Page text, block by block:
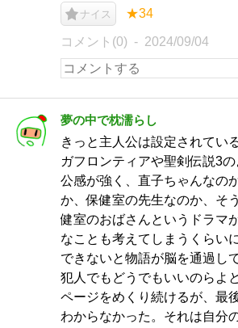
ナイス ★34
コメント(0) 2024/09/04
夢の中で枕濡らし
きっと主人公は設定されてい
ガフロンティアや聖剣伝説3
公感が強く、直子ちゃんなの
か、保健室の先生なのか、そ
健室のおばさんというドラマ
なことも考えてしまうくらい
できないと物語が脳を通過し
犯人でもどうでもいいのらよ
ページをめくり続けるが、最
わからなかった。それは自分